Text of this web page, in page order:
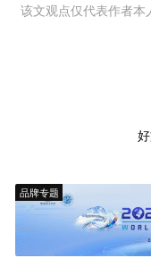
该文观点仅代表作者本
品牌专题